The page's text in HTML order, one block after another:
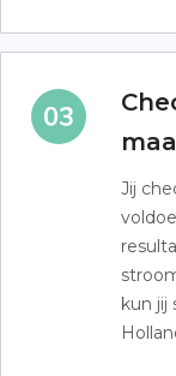
Jij
kun jij